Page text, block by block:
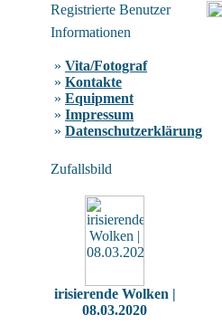
Registrierte Benutzer
Informationen
» Vita/Fotograf
» Kontakte
» Equipment
» Impressum
» Datenschutzerklärung
Zufallsbild
irisierende Wolken |
08.03.2020